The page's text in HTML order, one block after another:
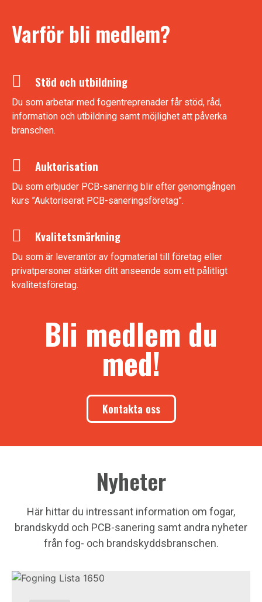
Varför bli medlem?
Stöd och utbildning
Du som arbetar med fogentreprenader får stöd, råd,
information och utbildning samt möjlighet att påverka
branschen.
Auktorisation
Du som erbjuder PCB-sanering blir efter genomgången
kurs ”Auktoriserat PCB-saneringsföretag”.
Kvalitetsmärkning
Du som är leverantör av fogmaterial till företag eller
privatpersoner stärker ditt anseende som ett pålitligt
kvalitetsföretag.
Bli medlem du
med!
Kontakta oss
Nyheter
Här hittar du intressant information om fogar,
brandskydd och PCB-sanering samt andra nyheter
från fog- och brandskyddsbranschen.